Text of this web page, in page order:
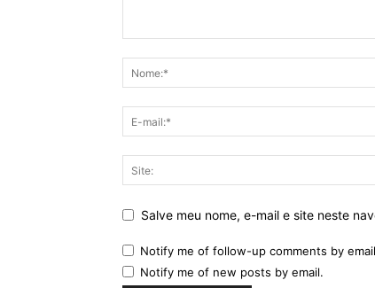
Salve meu nome, e-mail e site neste
Notify me of follow-up comments by
Notify me of new posts by email.